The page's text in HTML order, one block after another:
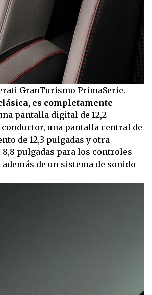
GranTurismo PrimaSerie.
es completamente
pantalla digital de 12,2
una pantalla central de
de 12,3 pulgadas y otra
pulgadas para los controles
de un sistema de sonido